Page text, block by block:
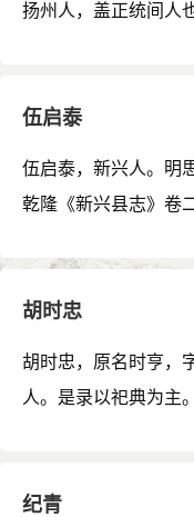
扬州人，盖正统间人
伍启泰
伍启泰，新兴人。明
乾隆《新兴县志》卷
胡时忠
胡时忠，原名时亨，
人。是录以祀典为主
纪青